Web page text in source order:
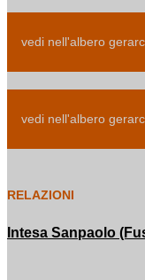
vedi nell'albero
vedi nell'albero
RELAZIONI
Intesa Sanpaolo